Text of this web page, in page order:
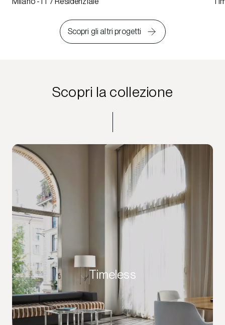
Scopri gli altri progetti
Scopri la collezione
Timeless